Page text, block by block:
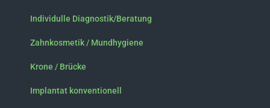
o
k
-
f
g
a
m
Individulle Diagnostik/Beratung
Zahnkosmetik / Mundhygiene
Krone / Brücke
Implantat konventionell